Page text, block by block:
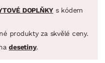
DOPLŇKY s kódem
produkty za skvělé ceny.
desetiny.